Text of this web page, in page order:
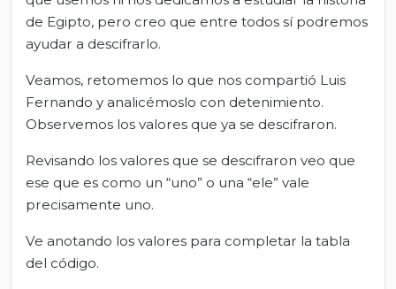
de Egipto, pero creo que entre todos sí podremos
ayudar a descifrarlo.
Veamos, retomemos lo que nos compartió Luis
Fernando y analicémoslo con detenimiento.
Observemos los valores que ya se descifraron.
Revisando los valores que se descifraron veo que
ese que es como un “uno” o una “ele” vale
precisamente uno.
Ve anotando los valores para completar la tabla
del código.